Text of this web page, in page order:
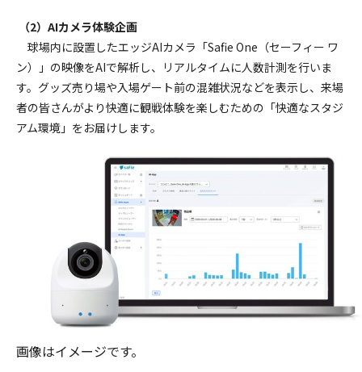
（2）AIカメラ体験企画
球場内に設置したエッジAIカメラ「Safie One（セーフィー ワ
ン）」の映像をAIで解析し、リアルタイムに人数計測を行いま
す。グッズ売り場や入場ゲート前の混雑状況などを表示し、来場
者の皆さんがより快適に観戦体験を楽しむための「快適なスタジ
アム環境」をお届けします。
画像はイメージです。